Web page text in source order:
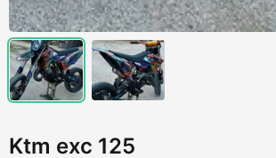
Ktm exc 125